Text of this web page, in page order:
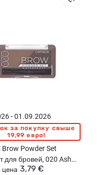
- 01.09.2026
за покупку свыше
19,99 евро!
Brow Powder Set
для бровей, 020 Ash
цена 3,79 €